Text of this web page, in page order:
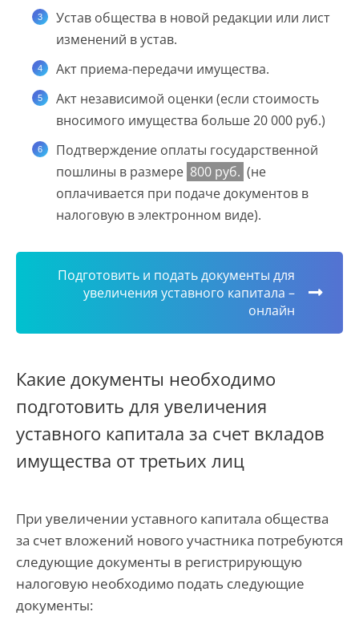
Устав общества в новой редакции или лист
изменений в устав.
Акт приема-передачи имущества.
Акт независимой оценки (если стоимость
вносимого имущества больше 20 000 руб.)
Подтверждение оплаты государственной
пошлины в размере 800 руб. (не
оплачивается при подаче документов в
налоговую в электронном виде).
Подготовить и подать документы для
увеличения уставного капитала –
онлайн
Какие документы необходимо
подготовить для увеличения
уставного капитала за счет вкладов
имущества от третьих лиц
При увеличении уставного капитала общества
за счет вложений нового участника потребуются
следующие документы в регистрирующую
налоговую необходимо подать следующие
документы: